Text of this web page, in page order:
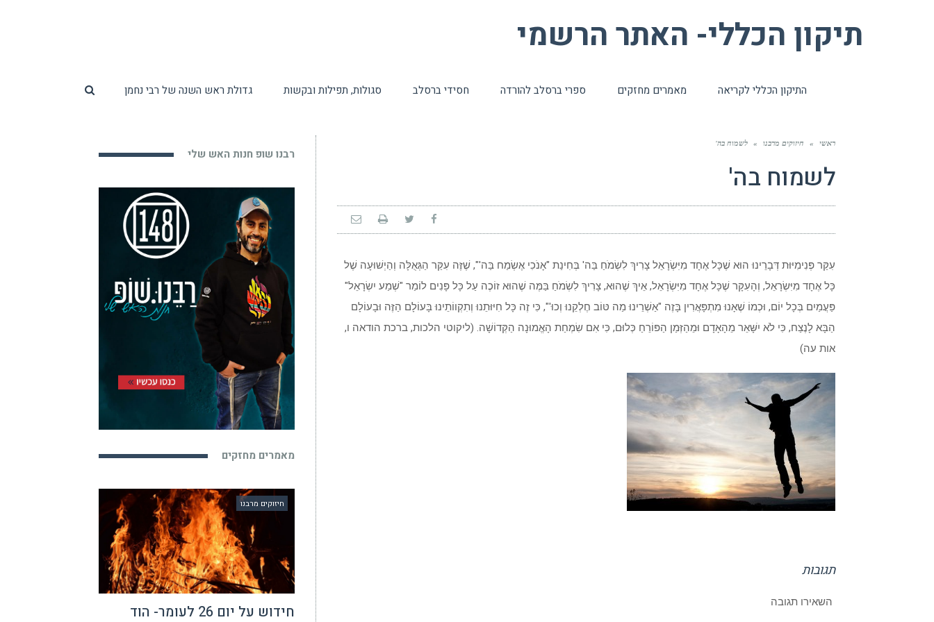
תיקון הכללי- האתר הרשמי
התיקון הכללי לקריאה מאמרים מחזקים ספרי ברסלב להורדה חסידי ברסלב סגולות, תפילות ובקשות גדולת ראש השנה של רבי נחמן
ראשי » חיזוקים מרבנו » לשמוח בה'
לשמוח בה'
עִקַּר פְּנִימִיּוּת דְּבָרֵינוּ הוּא שֶׁכָּל אֶחָד מִיִּשְׂרָאֵל צָרִיךְ לִשְׂמֹחַ בַּה' בְּחִינַת "אָנֹכִי אֶשְׂמַח בַּה'", שֶׁזֶּה עִקַּר הַגְּאֻלָּה וְהַיְשׁוּעָה שֶׁל
כָּל אֶחָד מִיִּשְׂרָאֵל, וְהָעִקָּר שֶׁכָּל אֶחָד מִיִּשְׂרָאֵל, אֵיךְ שֶׁהוּא, צָרִיךְ לִשְׂמֹחַ בַּמֶּה שֶׁהוּא זוֹכֶה עַל כָּל פָּנִים לוֹמַר "שְׁמַע יִשְׂרָאֵל"
פַּעֲמַיִם בְּכָל יוֹם, וּכְמוֹ שֶׁאָנוּ מִתְפָּאֲרִין בָּזֶה "אַשְׁרֵינוּ מַה טּוֹב חֶלְקֵנוּ וְכוּ'", כִּי זֶה כָּל חִיּוּתֵנוּ וְתִקְווֹתֵינוּ בָּעוֹלָם הַזֶּה וּבָעוֹלָם
הַבָּא לָנֶצַח, כִּי לֹא יִשָּׁאֵר מֵהָאָדָם וּמֵהַזְּמַן הַפּוֹרֵחַ כְּלוּם, כִּי אִם שִׂמְחַת הָאֱמוּנָה הַקְּדוֹשָׁה. (ליקוטי הלכות, ברכת הודאה ו,
אות עה)
תגובות
השאירו תגובה
רבנו שופ חנות האש שלי
מאמרים מחזקים
חיזוקים מרבנו
חידוש על יום 26 לעומר- הוד